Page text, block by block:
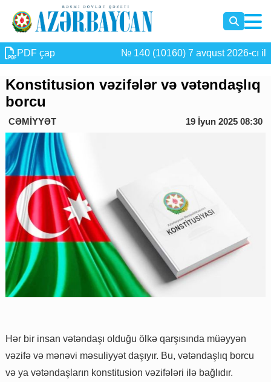
PDF çap № 140 (10160) 7 avqust 2026-cı il
Konstitusion vəzifələr və vətəndaşlıq
borcu
CƏMİYYƏT 19 İyun 2025 08:30
Hər bir insan vətəndaşı olduğu ölkə qarşısında müəyyən
vəzifə və mənəvi məsuliyyət daşıyır. Bu, vətəndaşlıq borcu
və ya vətəndaşların konstitusion vəzifələri ilə bağlıdır.